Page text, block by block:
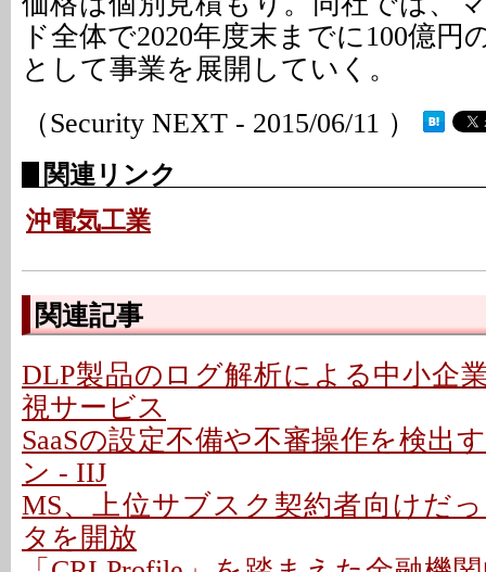
ド全体で2020年度末までに100億円
として事業を展開していく。
（Security NEXT - 2015/06/11 ）
関連リンク
沖電気工業
関連記事
DLP製品のログ解析による中小企
視サービス
SaaSの設定不備や不審操作を検出
ン - IIJ
MS、上位サブスク契約者向けだ
タを開放